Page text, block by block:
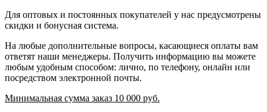
Для оптовых и постоянных покупателей у нас предусмотрены
скидки и бонусная система.
На любые дополнительные вопросы, касающиеся оплаты вам
ответят наши менеджеры. Получить информацию вы можете
любым удобным способом: лично, по телефону, онлайн или
посредством электронной почты.
Минимальная сумма заказ 10 000 руб.